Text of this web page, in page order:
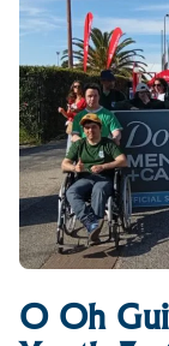
O Oh